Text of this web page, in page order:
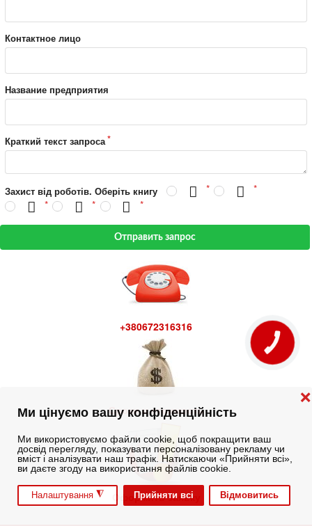
Ми цінуємо вашу конфіденційність
Ми використовуємо файли cookie, щоб покращити ваш
досвід перегляду, показувати персоналізовану рекламу чи
вміст і аналізувати наш трафік. Натискаючи «Прийняти всі»,
ви даєте згоду на використання файлів cookie.
Налаштування ◮ Прийняти всі Відмовитись
❌
Контактное лицо
Название предприятия
Краткий текст запроса
Захист від роботів. Оберіть книгу
Отправить запрос
+380672316316
Сроки и стоимость
Оформить заявку
КНОПКА
ЗВ'ЯЗКУ